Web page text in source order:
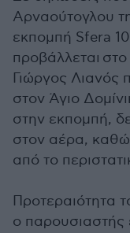
Αρναούτογλου
εκπομπή Sfera
προβάλλεται
Γιώργος Λιανός
στον Άγιο
στην εκπομπή,
στον αέρα,
από το
Προτεραιότητα
ο παρουσιαστής